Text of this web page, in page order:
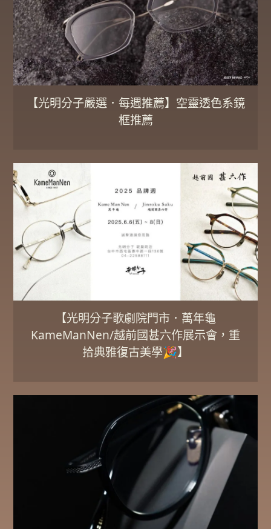
【光明分子嚴選．每週推薦】空靈透色系鏡
框推薦
【光明分子歌劇院門市．萬年龜
KameManNen/越前國甚六作展示會，重
拾典雅復古美學🎉】